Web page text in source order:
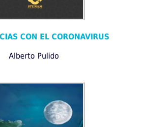
CON EL CORONAVIRUS
Alberto Pulido